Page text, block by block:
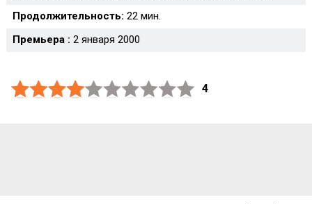
Продолжительность: 22 мин.
Премьера : 2 января 2000
4